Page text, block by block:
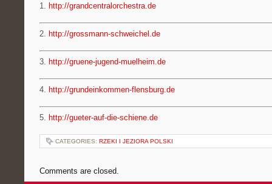
1. http://grandcentralorchestra.de
2. http://grossmann-schweichel.de
3. http://gruene-jugend-muelheim.de
4. http://grundeinkommen-flensburg.de
5. http://gueter-auf-die-schiene.de
CATEGORIES: RZEKI I JEZIORA POLSKI
Comments are closed.